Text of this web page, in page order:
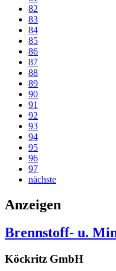
82
83
84
85
86
87
88
89
90
91
92
93
94
95
96
97
nächste
Anzeigen
Brennstoff- u.
Köckritz GmbH